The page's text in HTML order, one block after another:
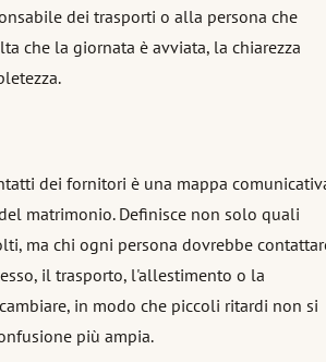
dei trasporti o alla persona che
che la giornata è avviata, la chiarezza
dei fornitori è una mappa
matrimonio. Definisce non solo quali
ma chi ogni persona dovrebbe
il trasporto, l'allestimento o la
in modo che piccoli ritardi non si
più ampia.